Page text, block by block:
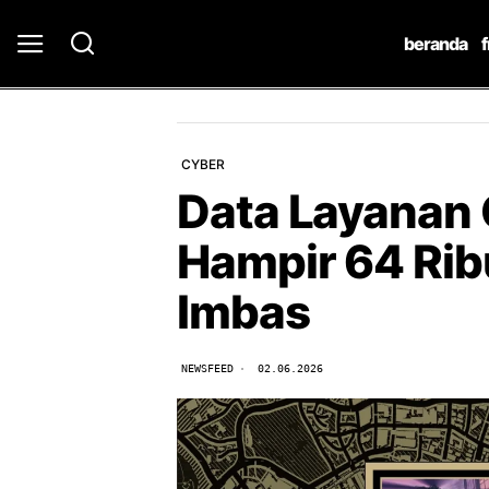
beranda
CYBER
Data Layanan
Hampir 64
Imbas
NEWSFEED 02.06.2026